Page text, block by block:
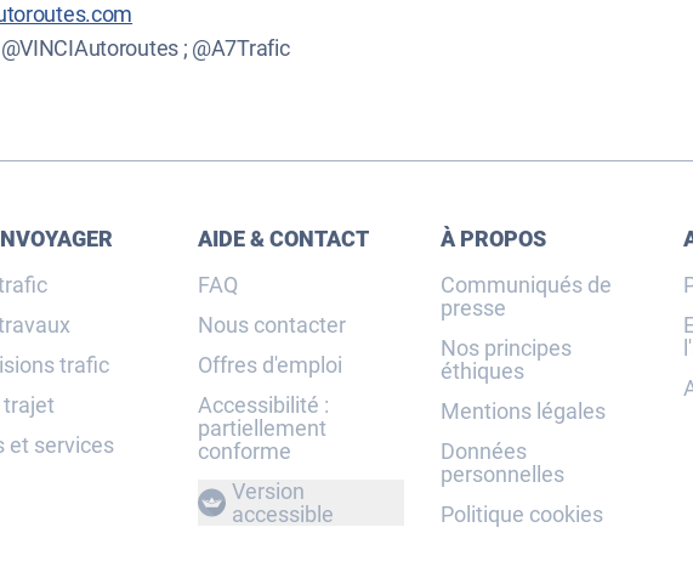
; @A7Trafic
trafic
et services
AIDE & CONTACT
FAQ
Nous contacter
Offres d'emploi
Accessibilité :
partiellement
conforme
Version
accessible
À PROPOS
Communiqués de
presse
Nos principes
éthiques
Mentions légales
Données
personnelles
Politique cookies